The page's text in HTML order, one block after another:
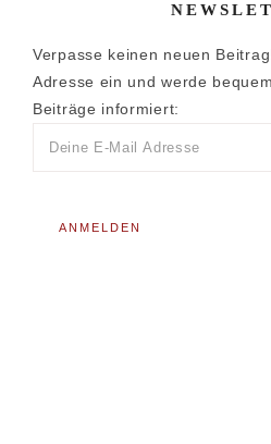
Verpasse keinen neuen
Adresse ein und werde
Beiträge informiert: